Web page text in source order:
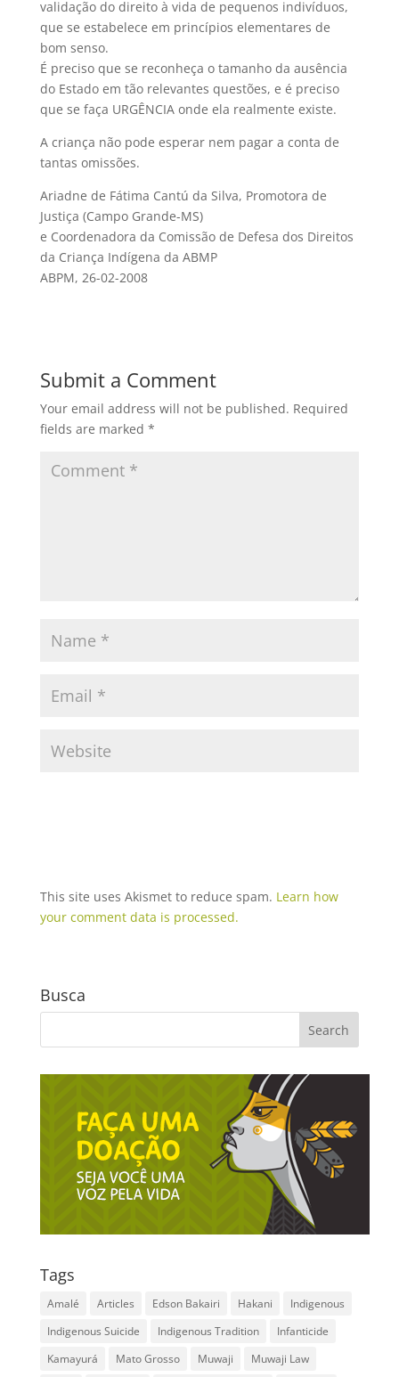
validação do direito à vida de pequenos indivíduos,
que se estabelece em princípios elementares de
bom senso.
É preciso que se reconheça o tamanho da ausência
do Estado em tão relevantes questões, e é preciso
que se faça URGÊNCIA onde ela realmente existe.
A criança não pode esperar nem pagar a conta de
tantas omissões.
Ariadne de Fátima Cantú da Silva, Promotora de
Justiça (Campo Grande-MS)
e Coordenadora da Comissão de Defesa dos Direitos
da Criança Indígena da ABMP
ABPM, 26-02-2008
Submit a Comment
Your email address will not be published. Required
fields are marked *
This site uses Akismet to reduce spam. Learn how
your comment data is processed.
Busca
Tags
Amalé Articles Edson Bakairi Hakani
Indigenous
Indigenous Suicide
Indigenous Tradition
Infanticide
Kamayurá
Mato Grosso Muwaji
Muwaji Law